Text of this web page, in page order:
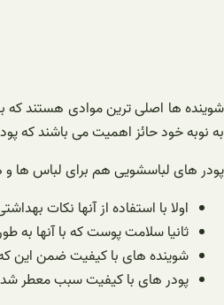
شوینده ها اصلی ترین موادی هستند که
به نوبه خود حائز اهمیت می باشند که
پودر های لباسشویی هم برای لباس ها و
اولا با استفاده از آنها نکات
ثانیا سلامت پوست که با آنها
شوینده های با کیفیت ضمن این
پودر های با کیفیت سبب معطر